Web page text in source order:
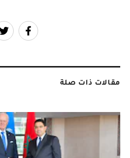
مقالات ذات صلة